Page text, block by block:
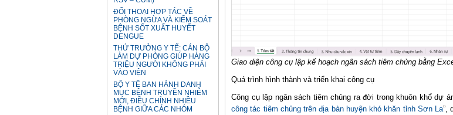
ĐỐI THOẠI HỢP TÁC VỀ
PHÒNG NGỪA VÀ KIỂM SOÁT
BỆNH SỐT XUẤT HUYẾT
DENGUE
THỨ TRƯỞNG Y TẾ: CÁN BỘ
LÀM DỰ PHÒNG GIÚP HÀNG
TRIỆU NGƯỜI KHÔNG PHẢI
VÀO VIỆN
BỘ Y TẾ BAN HÀNH DANH
MỤC BỆNH TRUYỀN NHIỄM
MỚI, ĐIỀU CHỈNH NHIỀU
BỆNH GIỮA CÁC NHÓM
Giao diện công cụ lập kế hoạch ngân sách tiêm chủng bằng
Quá trình hình thành và triển khai công cụ
Công cụ lập ngân sách tiêm chủng ra đời trong khuôn khổ dự
công tác tiêm chủng trên địa bàn huyện khó khăn tỉnh Sơn La”,